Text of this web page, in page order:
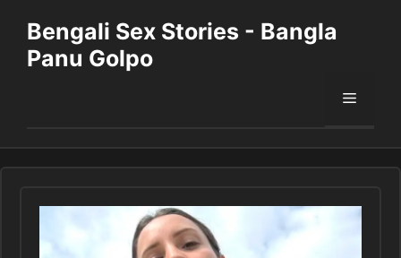
content
Bengali Sex Stories - Bangla
Panu Golpo
Menu